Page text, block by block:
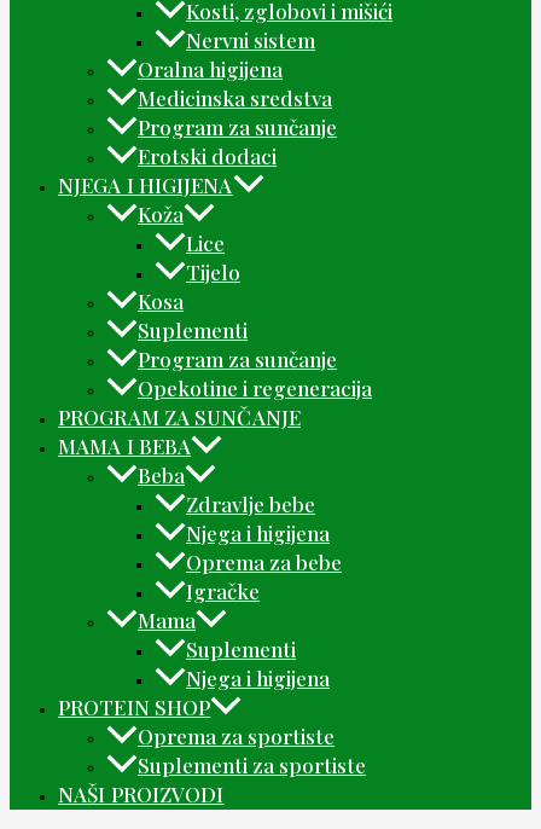
Kosti, zglobovi i mišići
Nervni sistem
Oralna higijena
Medicinska sredstva
Program za sunčanje
Erotski dodaci
NJEGA I HIGIJENA
Koža
Lice
Tijelo
Kosa
Suplementi
Program za sunčanje
Opekotine i regeneracija
PROGRAM ZA SUNČANJE
MAMA I BEBA
Beba
Zdravlje bebe
Njega i higijena
Oprema za bebe
Igračke
Mama
Suplementi
Njega i higijena
PROTEIN SHOP
Oprema za sportiste
Suplementi za sportiste
NAŠI PROIZVODI